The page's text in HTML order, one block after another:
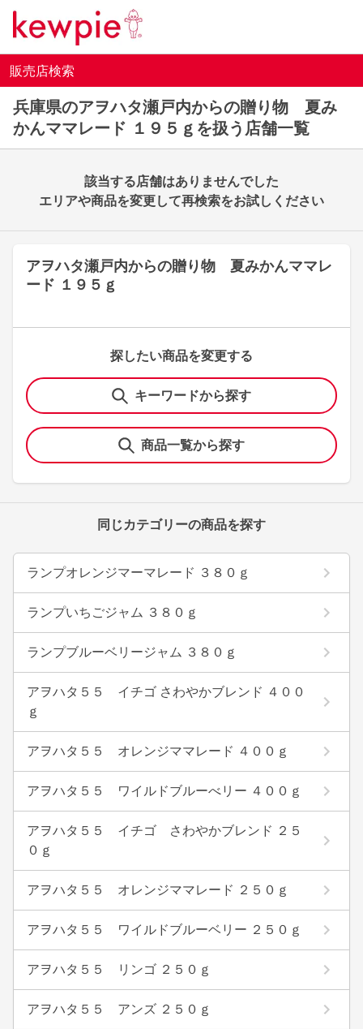
販売店検索
兵庫県のアヲハタ瀬戸内からの贈り物 夏み
かんママレード １９５ｇを扱う店舗一覧
アヲハタ瀬戸内からの贈り物 夏みかんママレ
ード １９５ｇ
探したい商品を変更する
キーワードから探す
商品一覧から探す
同じカテゴリーの商品を探す
ランプオレンジマーマレード ３８０ｇ
ランプいちごジャム ３８０ｇ
ランプブルーベリージャム ３８０ｇ
アヲハタ５５ イチゴ さわやかブレンド ４００
ｇ
アヲハタ５５ オレンジママレード ４００ｇ
アヲハタ５５ ワイルドブルーべリー ４００ｇ
アヲハタ５５ イチゴ さわやかブレンド ２５
０ｇ
アヲハタ５５ オレンジママレード ２５０ｇ
アヲハタ５５ ワイルドブルーベリー ２５０ｇ
アヲハタ５５ リンゴ ２５０ｇ
アヲハタ５５ アンズ ２５０ｇ
該当する店舗はありませんでした
エリアや商品を変更して再検索をお試しください